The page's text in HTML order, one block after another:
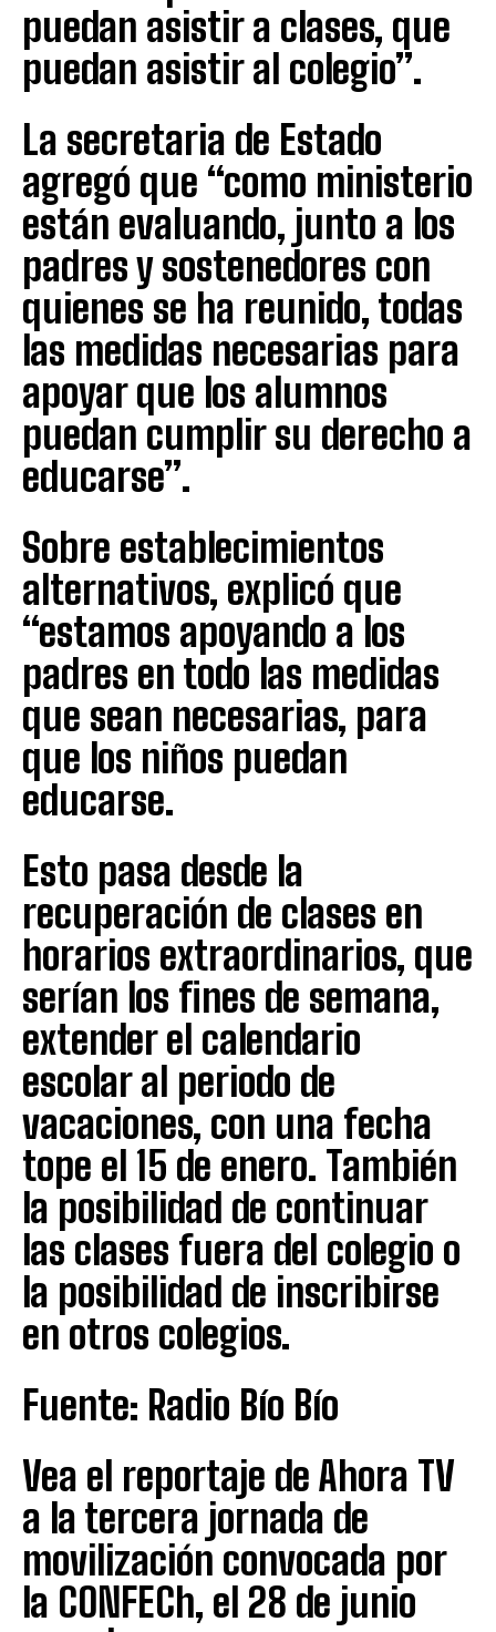
puedan asistir a clases, que
puedan asistir al colegio”.
La secretaria de Estado
agregó que “como ministerio
están evaluando, junto a los
padres y sostenedores con
quienes se ha reunido, todas
las medidas necesarias para
apoyar que los alumnos
puedan cumplir su derecho a
educarse”.
Sobre establecimientos
alternativos, explicó que
“estamos apoyando a los
padres en todo las medidas
que sean necesarias, para
que los niños puedan
educarse.
Esto pasa desde la
recuperación de clases en
horarios extraordinarios, que
serían los fines de semana,
extender el calendario
escolar al periodo de
vacaciones, con una fecha
tope el 15 de enero. También
la posibilidad de continuar
las clases fuera del colegio o
la posibilidad de inscribirse
en otros colegios.
Fuente: Radio Bío Bío
Vea el reportaje de Ahora TV
a la tercera jornada de
movilización convocada por
la CONFECh, el 28 de junio